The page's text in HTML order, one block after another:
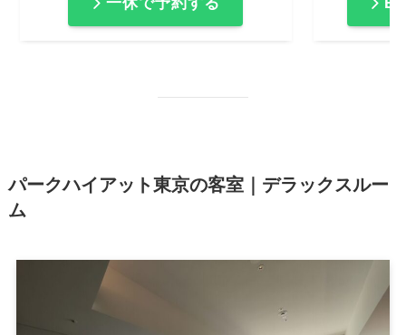
パークハイアット東京の客室｜デラックスルー
ム